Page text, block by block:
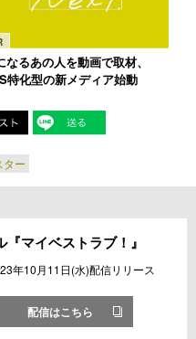
なるあの人を動画で取材、
特化型の新メディア始動
ター
マイベストラブ！』
年10月11日(水)配信リリース
配信はこちら